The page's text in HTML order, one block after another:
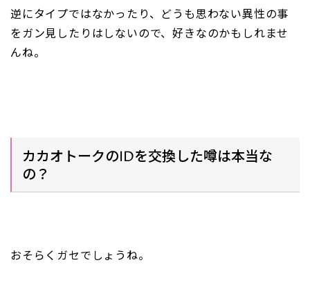
逆にタイプではなかったり、どうも思わない異性の事
をガン見したりはしないので、好きなのかもしれませ
んね。
カカオトークのIDを交換した噂は本当な
の？
おそらくガセでしょうね。